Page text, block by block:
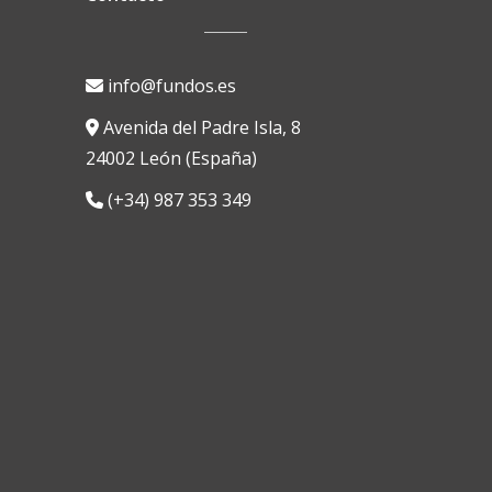
info@fundos.es
Avenida del Padre Isla, 8
24002 León (España)
(+34) 987 353 349